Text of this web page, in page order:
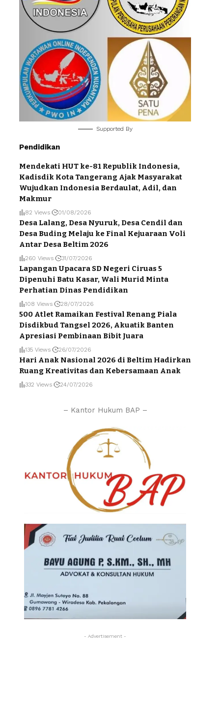
Supported By
Pendidikan
Mendekati HUT ke-81 Republik Indonesia,
Kadisdik Kota Tangerang Ajak Masyarakat
Wujudkan Indonesia Berdaulat, Adil, dan
Makmur
82 Views 01/08/2026
Desa Lalang, Desa Nyuruk, Desa Cendil dan
Desa Buding Melaju ke Final Kejuaraan Voli
Antar Desa Beltim 2026
260 Views 31/07/2026
Lapangan Upacara SD Negeri Ciruas 5
Dipenuhi Batu Kasar, Wali Murid Minta
Perhatian Dinas Pendidikan
108 Views 28/07/2026
500 Atlet Ramaikan Festival Renang Piala
Disdikbud Tangsel 2026, Akuatik Banten
Apresiasi Pembinaan Bibit Juara
135 Views 26/07/2026
Hari Anak Nasional 2026 di Beltim Hadirkan
Ruang Kreativitas dan Kebersamaan Anak
332 Views 24/07/2026
– Kantor Hukum BAP –
- Advertisement -